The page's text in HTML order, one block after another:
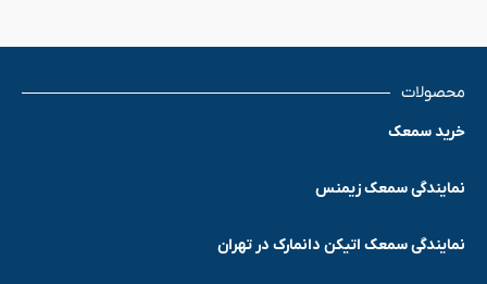
محصولات
خرید سمعک
نمایندگی سمعک زیمنس
نمایندگی سمعک اتیکن دانمارک در تهران